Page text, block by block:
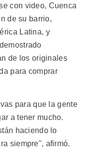
con video, Cuenca
de su barrio,
Latina, y
de los originales
para comprar
para que la gente
a tener mucho.
haciendo lo
siempre", afirmó.